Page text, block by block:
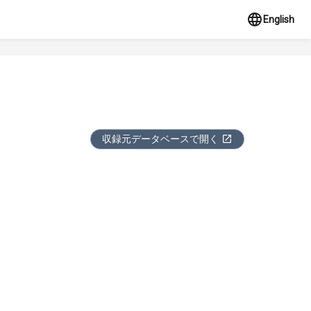
English
収録元データベースで開く